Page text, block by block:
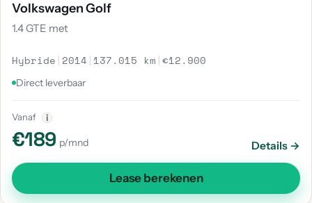
Volkswagen Golf
1.4 GTE met
Hybride | 2014 | 137.015 km |€12.900
Direct leverbaar
Vanaf i
€189 p/mnd Details →
Lease berekenen